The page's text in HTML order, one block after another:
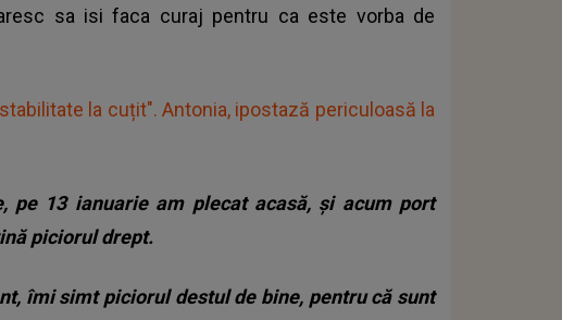
sa isi faca curaj pentru ca este vorba de
la cuțit". Antonia, ipostază periculoasă la
pe 13 ianuarie am plecat acasă, și acum port
piciorul drept.
îmi simt piciorul destul de bine, pentru că sunt